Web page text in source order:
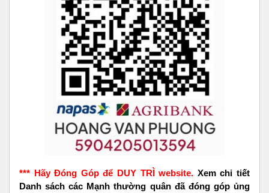
*** Hãy Đóng Góp để DUY TRÌ website. Xem chi tiết
Danh sách các Mạnh thường quân đã đóng góp ủng